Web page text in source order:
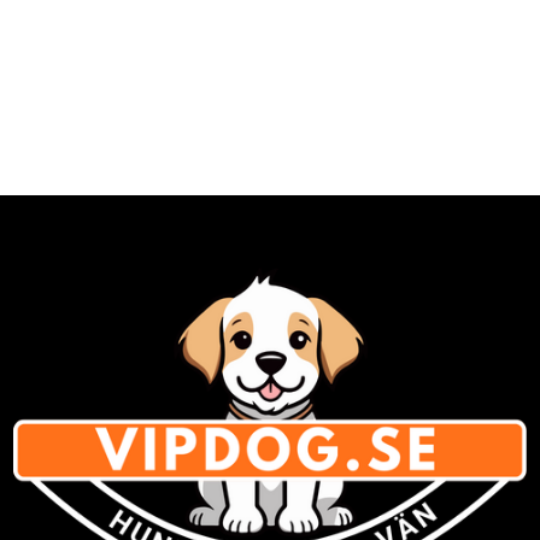
användning Silikonlock som
skyddar och håller maten fräsch
Antiglid-botten som ger stabilitet
Passar utmärkt för färskfoder och
upptining Minimerar lukt under
förvaring Tål maskindisk för enkel
Material: Rostfritt stål och silikon
Färg: Grå Storlek: Diameter 13,8 /
16,8 cm, höjd 6 cm Skötsel: Tål
maskindisk Att tänka på Ej lämplig
för mikrovågsugn FAQ Kan skålen
användas i kylskåp? Ja,
silikonlocket gör den lämplig för